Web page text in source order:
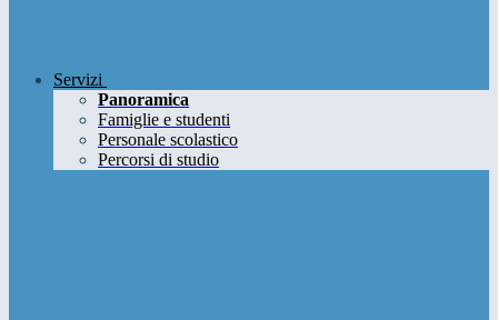
Servizi
Panoramica
Famiglie e studenti
Personale scolastico
Percorsi di studio